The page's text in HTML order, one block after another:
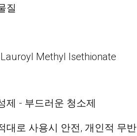
질
Methyl Isethionate
제 - 부드러운 청소제
대로 사용시 안전, 개인적 무반